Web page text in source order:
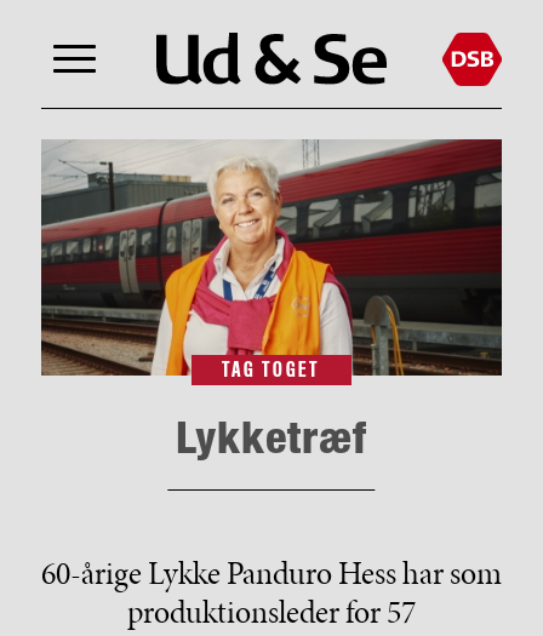
TAG TOGET
Lykketræf
60-årige Lykke Panduro Hess har som
produk­tionsleder for 57